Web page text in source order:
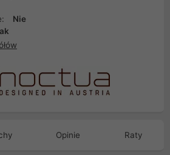
Nie
Opinie Raty